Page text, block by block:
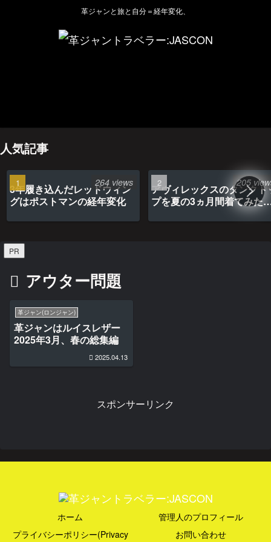
革ジャンと旅と自分＝経年変化、
人気記事
3年履き込んだレッドウィン
グはポストマンの経年変化
264 views
アヴィレックスのタンクト
プを夏の3ヵ月間着てみた
205
PR
アウター問題
革ジャン(ロンジャン)
革ジャンはルイスレザー
2025年3月、春の総集編
2025.04.13
スポンサーリンク
ホーム
管理人のプロフィール
プライバシーポリシー(Privacy
お問い合わせ